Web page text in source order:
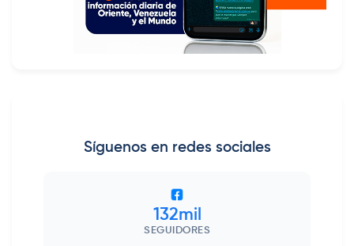
Síguenos en redes sociales
132mil
SEGUIDORES